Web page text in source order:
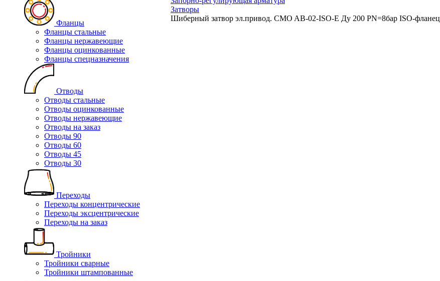
Фланцы
Фланцы стальные
Фланцы нержавеющие
Фланцы оцинкованные
Фланцы спецназначения
Отводы
Отводы стальные
Отводы оцинкованные
Отводы нержавеющие
Отводы на заказ
Отводы 90
Отводы 60
Отводы 45
Отводы 30
Переходы
Переходы концентрические
Переходы эксцентрические
Переходы на заказ
Тройники
Тройники сварные
Тройники штампованные
Затворы
Шиберный затвор эл.привод. CMO AB-02-ISO-E Ду 200 PN=8бар ISO-фланец